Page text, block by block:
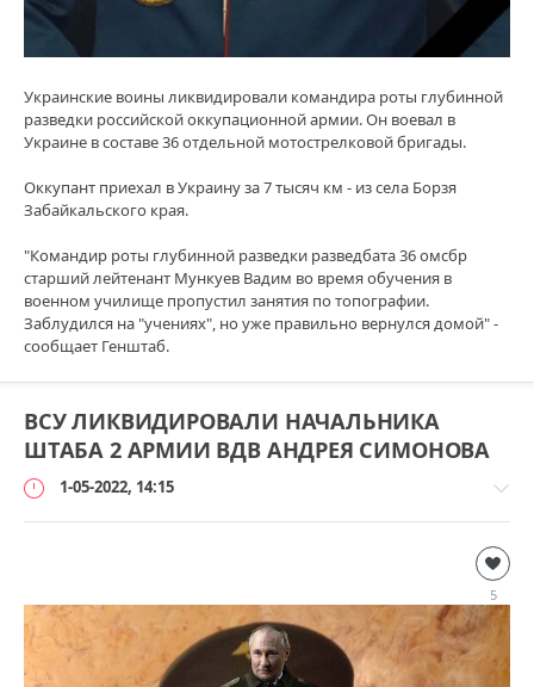
Украинские воины ликвидировали командира роты глубинной
разведки российской оккупационной армии. Он воевал в
Украине в составе 36 отдельной мотострелковой бригады.
Оккупант приехал в Украину за 7 тысяч км - из села Борзя
Забайкальского края.
"Командир роты глубинной разведки разведбата 36 омсбр
старший лейтенант Мункуев Вадим во время обучения в
военном училище пропустил занятия по топографии.
Заблудился на "учениях", но уже правильно вернулся домой" -
сообщает Генштаб.
ВСУ ЛИКВИДИРОВАЛИ НАЧАЛЬНИКА
ШТАБА 2 АРМИИ ВДВ АНДРЕЯ СИМОНОВА
1-05-2022, 14:15
387
5